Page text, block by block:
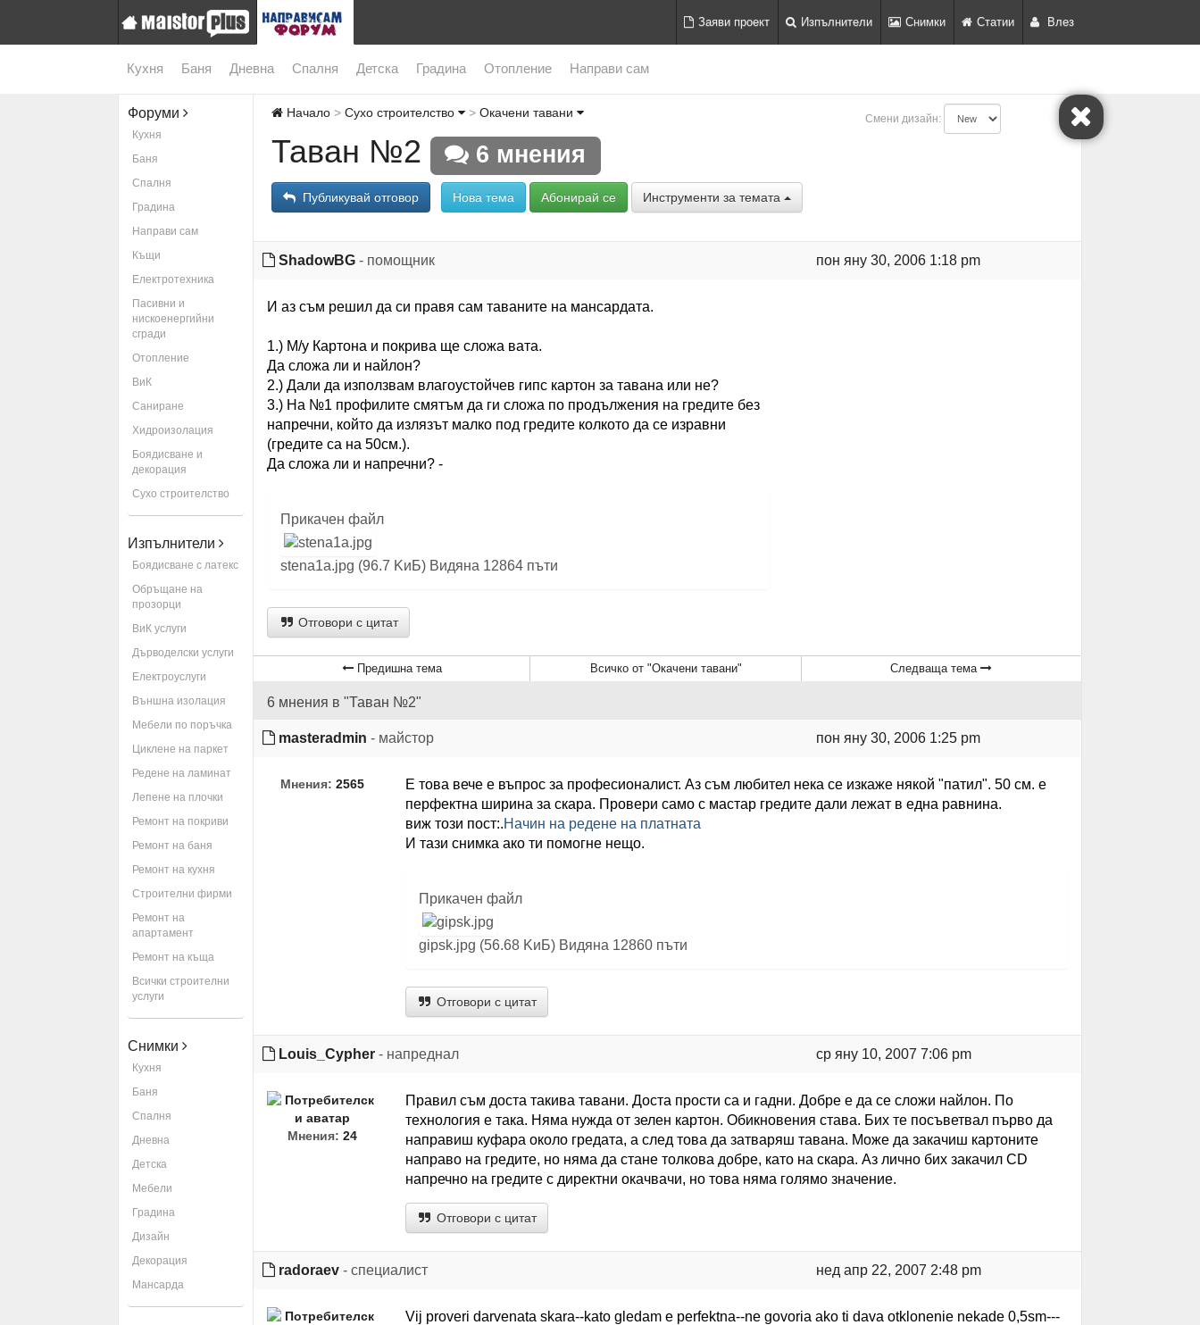
Заяви проект Изпълнители Снимки Статии Влез
Кухня Баня Дневна Спалня Детска Градина Отопление Направи сам
Форуми
Кухня
Баня
Спалня
Градина
Направи сам
Къщи
Електротехника
Пасивни и
нискоенергийни
сгради
Отопление
ВиК
Саниране
Хидроизолация
Боядисване и
декорация
Сухо строителство
Изпълнители
Боядисване с латекс
Обръщане на
прозорци
ВиК услуги
Дърводелски услуги
Електроуслуги
Външна изолация
Мебели по поръчка
Циклене на паркет
Редене на ламинат
Лепене на плочки
Ремонт на покриви
Ремонт на баня
Ремонт на кухня
Строителни фирми
Ремонт на
апартамент
Ремонт на къща
Всички строителни
услуги
Снимки
Кухня
Баня
Спалня
Дневна
Детска
Мебели
Градина
Дизайн
Декорация
Мансарда
Начало Сухо строителство Окачени тавани Смени дизайн:
Таван №2 6 мнения
Публикувай отговор Нова тема Абонирай се Инструменти за темата
ShadowBG - помощник пон яну 30, 2006 1:18 pm
И аз съм решил да си правя сам таваните на мансардата.
1.) М/у Картона и покрива ще сложа вата.
Да сложа ли и найлон?
2.) Дали да използвам влагоустойчев гипс картон за тавана или не?
3.) На №1 профилите смятъм да ги сложа по продължения на гредите без
напречни, който да излязът малко под гредите колкото да се изравни
(гредите са на 50см.).
Да сложа ли и напречни? -
Прикачен файл
stena1a.jpg (96.7 KиБ) Видяна 12864 пъти
Отговори с цитат
Предишна тема Всичко от "Окачени тавани" Следваща тема
6 мнения в "Таван №2"
masteradmin - майстор пон яну 30, 2006 1:25 pm
Мнения: 2565
Е това вече е въпрос за професионалист. Аз съм любител нека се изкаже някой "патил". 50 см. е
перфектна ширина за скара. Провери само с мастар гредите дали лежат в една равнина.
виж този пост:.Начин на редене на платната
И тази снимка ако ти помогне нещо.
Прикачен файл
gipsk.jpg (56.68 KиБ) Видяна 12860 пъти
Отговори с цитат
Louis_Cypher - напреднал ср яну 10, 2007 7:06 pm
Мнения: 24
Правил съм доста такива тавани. Доста прости са и гадни. Добре е да се сложи найлон. По
технология е така. Няма нужда от зелен картон. Обикновения става. Бих те посъветвал първо да
направиш куфара около гредата, а след това да затваряш тавана. Може да закачиш картоните
направо на гредите, но няма да стане толкова добре, като на скара. Аз лично бих закачил CD
напречно на гредите с директни окачвачи, но това няма голямо значение.
Отговори с цитат
radoraev - специалист нед апр 22, 2007 2:48 pm
Vij proveri darvenata skara--kato gledam e perfektna--ne govoria ako ti dava otklonenie nekade 0,5sm---